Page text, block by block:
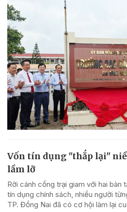
Vốn tín dụng "thắp lại"
lầm lỡ
Rời cánh cổng trại giam với hai bàn
tín dụng chính sách, nhiều người
TP. Đồng Nai đã có cơ hội làm lại